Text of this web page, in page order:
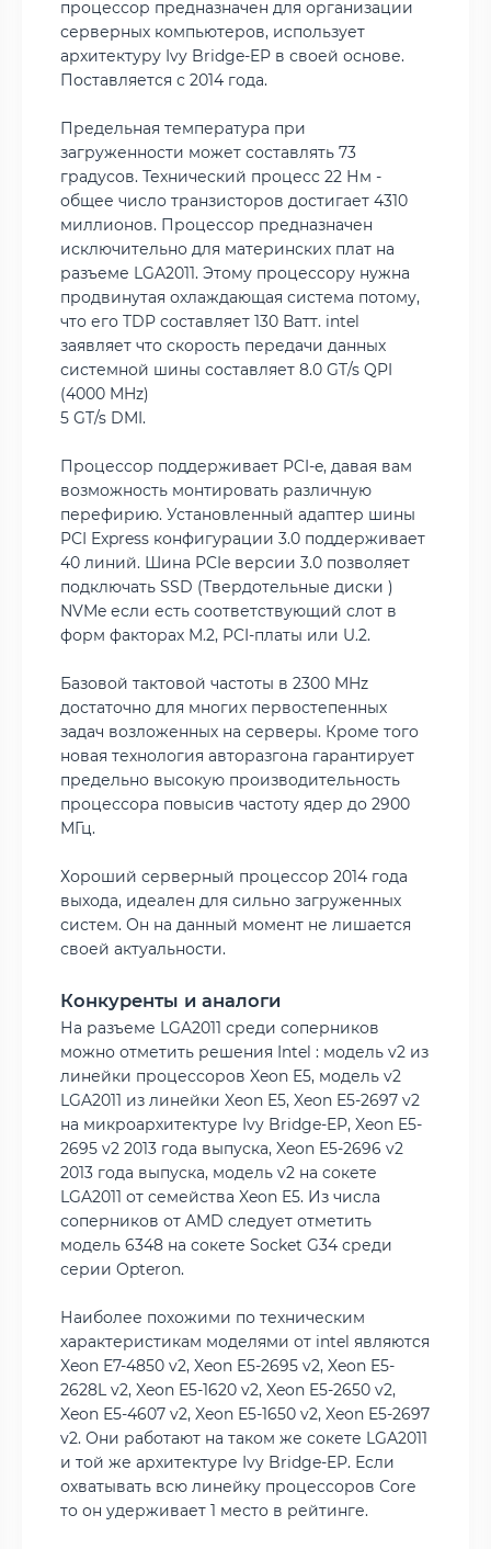
процессор предназначен для организации
серверных компьютеров, использует
архитектуру Ivy Bridge-EP в своей основе.
Поставляется с 2014 года.
Предельная температура при
загруженности может составлять 73
градусов. Технический процесс 22 Нм -
общее число транзисторов достигает 4310
миллионов. Процессор предназначен
исключительно для материнских плат на
разъеме LGA2011. Этому процессору нужна
продвинутая охлаждающая система потому,
что его TDP составляет 130 Ватт. intel
заявляет что скорость передачи данных
системной шины составляет 8.0 GT/s QPI
(4000 MHz)
5 GT/s DMI.
Процессор поддерживает PCI-e, давая вам
возможность монтировать различную
перефирию. Установленный адаптер шины
PCI Express конфигурации 3.0 поддерживает
40 линий. Шина PCIe версии 3.0 позволяет
подключать SSD (Твердотельные диски )
NVMe если есть соответствующий слот в
форм факторах M.2, PCI-платы или U.2.
Базовой тактовой частоты в 2300 MHz
достаточно для многих первостепенных
задач возложенных на серверы. Кроме того
новая технология авторазгона гарантирует
предельно высокую производительность
процессора повысив частоту ядер до 2900
МГц.
Хороший серверный процессор 2014 года
выхода, идеален для сильно загруженных
систем. Он на данный момент не лишается
своей актуальности.
Конкуренты и аналоги
На разъеме LGA2011 среди соперников
можно отметить решения Intel : модель v2 из
линейки процессоров Xeon E5, модель v2
LGA2011 из линейки Xeon E5, Xeon E5-2697 v2
на микроархитектуре Ivy Bridge-EP, Xeon E5-
2695 v2 2013 года выпуска, Xeon E5-2696 v2
2013 года выпуска, модель v2 на сокете
LGA2011 от семейства Xeon E5. Из числа
соперников от AMD следует отметить
модель 6348 на сокете Socket G34 среди
серии Opteron.
Наиболее похожими по техническим
характеристикам моделями от intel являются
Xeon E7-4850 v2, Xeon E5-2695 v2, Xeon E5-
2628L v2, Xeon E5-1620 v2, Xeon E5-2650 v2,
Xeon E5-4607 v2, Xeon E5-1650 v2, Xeon E5-2697
v2. Они работают на таком же сокете LGA2011
и той же архитектуре Ivy Bridge-EP. Если
охватывать всю линейку процессоров Core
то он удерживает 1 место в рейтинге.